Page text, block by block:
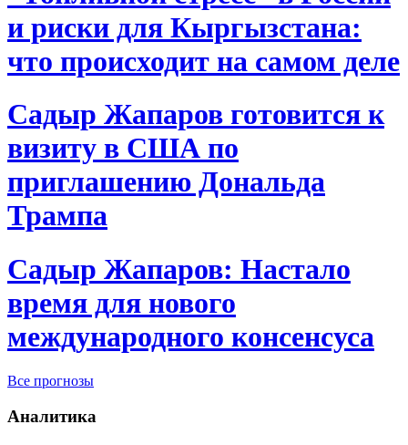
и риски для Кыргызстана:
что происходит на самом деле
Садыр Жапаров готовится к
визиту в США по
приглашению Дональда
Трампа
Садыр Жапаров: Настало
время для нового
международного консенсуса
Все прогнозы
Аналитика